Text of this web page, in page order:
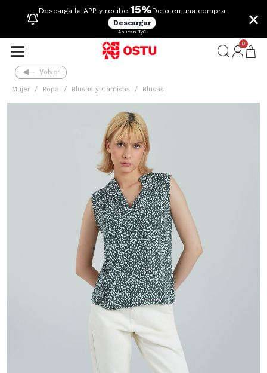
Descarga la APP y recibe 15%Dcto en una compra
Descargar
Aplican TyC
×
0
Volver
Mujer Ropa Blusas y Camisas Blusas